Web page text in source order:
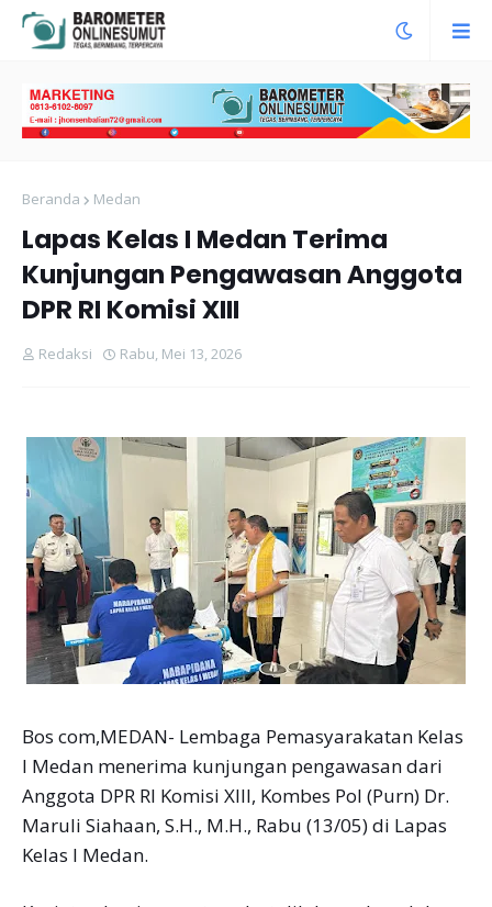
Beranda Medan
Lapas Kelas I Medan Terima
Kunjungan Pengawasan Anggota
DPR RI Komisi XIII
Redaksi Rabu, Mei 13, 2026
Bos com,MEDAN- Lembaga Pemasyarakatan Kelas
I Medan menerima kunjungan pengawasan dari
Anggota DPR RI Komisi XIII, Kombes Pol (Purn) Dr.
Maruli Siahaan, S.H., M.H., Rabu (13/05) di Lapas
Kelas I Medan.